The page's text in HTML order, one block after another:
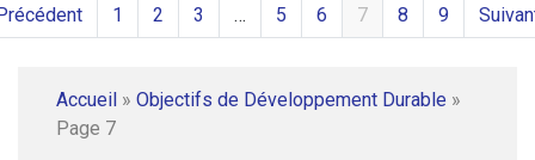
1 2 3 … 5 6 7 8 9
Accueil » Objectifs de Développement Durable »
Page 7